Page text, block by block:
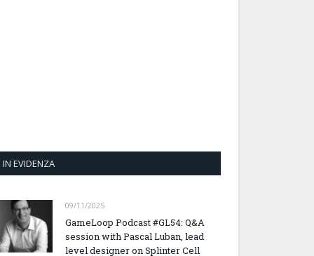
IN EVIDENZA
09/11/2025
GameLoop Podcast #GL54: Q&A
session with Pascal Luban, lead
level designer on Splinter Cell